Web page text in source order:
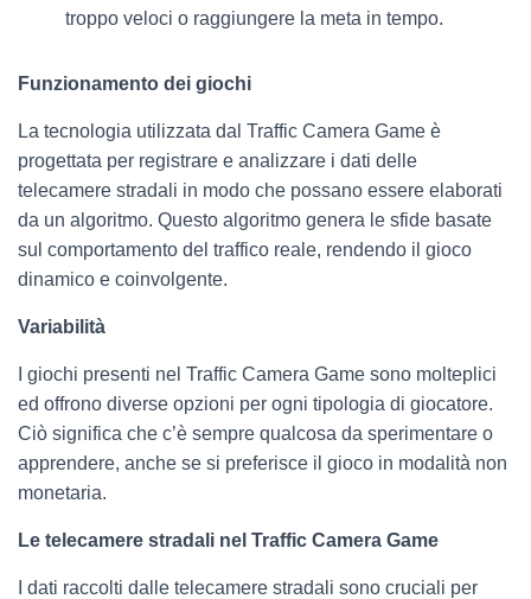
troppo veloci o raggiungere la meta in tempo.
Funzionamento dei giochi
La tecnologia utilizzata dal Traffic Camera Game è
progettata per registrare e analizzare i dati delle
telecamere stradali in modo che possano essere elaborati
da un algoritmo. Questo algoritmo genera le sfide basate
sul comportamento del traffico reale, rendendo il gioco
dinamico e coinvolgente.
Variabilità
I giochi presenti nel Traffic Camera Game sono molteplici
ed offrono diverse opzioni per ogni tipologia di giocatore.
Ciò significa che c’è sempre qualcosa da sperimentare o
apprendere, anche se si preferisce il gioco in modalità non
monetaria.
Le telecamere stradali nel Traffic Camera Game
I dati raccolti dalle telecamere stradali sono cruciali per